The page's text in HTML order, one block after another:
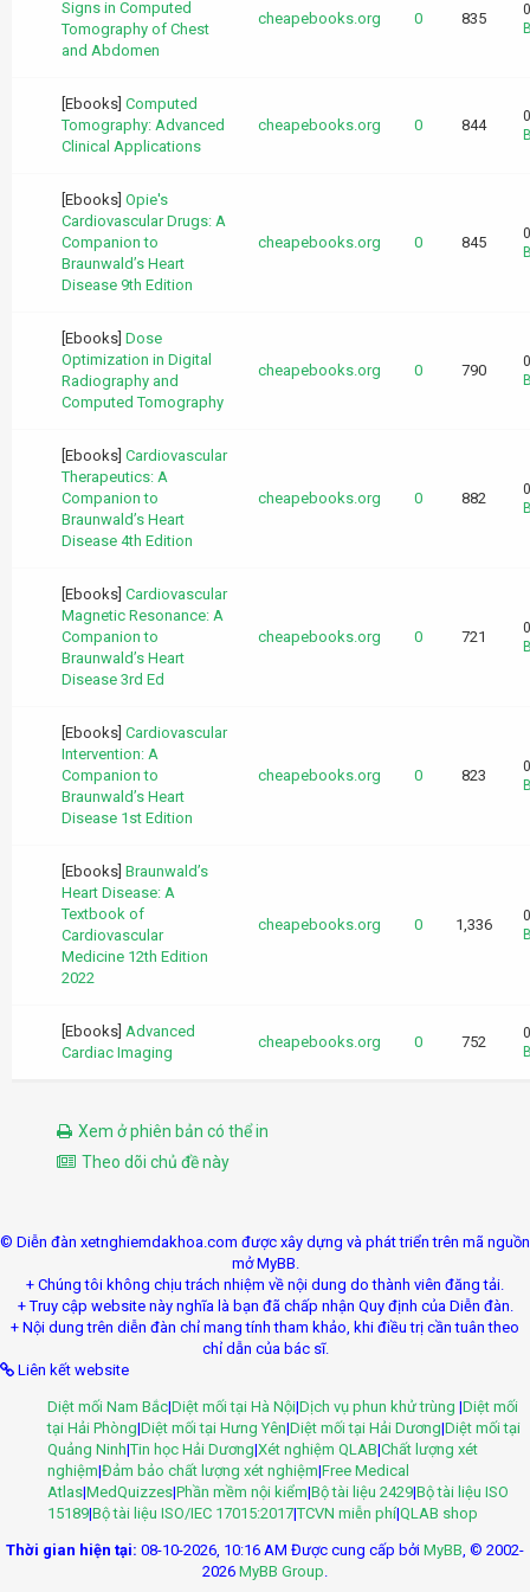
Signs in Computed
Tomography of Chest
and Abdomen
cheapebooks.org 0 835
[Ebooks] Computed
Tomography: Advanced
Clinical Applications
cheapebooks.org 0 844
[Ebooks] Opie's
Cardiovascular Drugs: A
Companion to
Braunwald’s Heart
Disease 9th Edition
cheapebooks.org 0 845
[Ebooks] Dose
Optimization in Digital
Radiography and
Computed Tomography
cheapebooks.org 0 790
[Ebooks] Cardiovascular
Therapeutics: A
Companion to
Braunwald’s Heart
Disease 4th Edition
cheapebooks.org 0 882
[Ebooks] Cardiovascular
Magnetic Resonance: A
Companion to
Braunwald’s Heart
Disease 3rd Ed
cheapebooks.org 0 721
[Ebooks] Cardiovascular
Intervention: A
Companion to
Braunwald’s Heart
Disease 1st Edition
cheapebooks.org 0 823
[Ebooks] Braunwald’s
Heart Disease: A
Textbook of
Cardiovascular
Medicine 12th Edition
2022
cheapebooks.org 0 1,336
[Ebooks] Advanced
Cardiac Imaging
cheapebooks.org 0 752
Xem ở phiên bản có thể in
Theo dõi chủ đề này
© Diễn đàn xetnghiemdakhoa.com được xây dựng và phát triển trên mã nguồn
mở MyBB.
+ Chúng tôi không chịu trách nhiệm về nội dung do thành viên đăng tải.
+ Truy cập website này nghĩa là bạn đã chấp nhận Quy định của Diễn đàn.
+ Nội dung trên diễn đàn chỉ mang tính tham khảo, khi điều trị cần tuân theo
chỉ dẫn của bác sĩ.
Liên kết website
Diệt mối Nam Bắc|Diệt mối tại Hà Nội|Dịch vụ phun khử trùng |Diệt mối
tại Hải Phòng|Diệt mối tại Hưng Yên|Diệt mối tại Hải Dương|Diệt mối tại
Quảng Ninh|Tin học Hải Dương|Xét nghiệm QLAB|Chất lượng xét
nghiệm|Đảm bảo chất lượng xét nghiệm|Free Medical
Atlas|MedQuizzes|Phần mềm nội kiểm|Bộ tài liệu 2429|Bộ tài liệu ISO
15189|Bộ tài liệu ISO/IEC 17015:2017|TCVN miễn phí|QLAB shop
Thời gian hiện tại: 08-10-2026, 10:16 AM Được cung cấp bởi MyBB, © 2002-
2026 MyBB Group.